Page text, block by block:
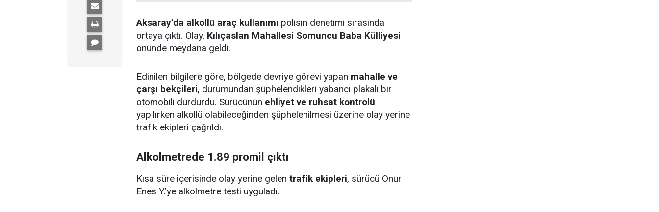
Aksaray’da alkollü araç kullanımı polisin denetimi sırasında
ortaya çıktı. Olay, Kılıçaslan Mahallesi Somuncu Baba Külliyesi
önünde meydana geldi.
Edinilen bilgilere göre, bölgede devriye görevi yapan mahalle ve
çarşı bekçileri, durumundan şüphelendikleri yabancı plakalı bir
otomobili durdurdu. Sürücünün ehliyet ve ruhsat kontrolü
yapılırken alkollü olabileceğinden şüphelenilmesi üzerine olay yerine
trafik ekipleri çağrıldı.
Alkolmetrede 1.89 promil çıktı
Kısa süre içerisinde olay yerine gelen trafik ekipleri, sürücü Onur
Enes Y.’ye alkolmetre testi uyguladı.